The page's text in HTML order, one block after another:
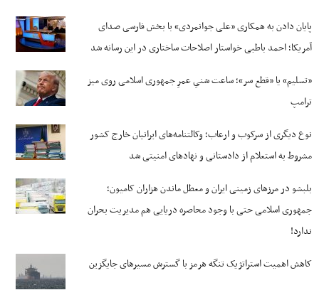
پایان دادن به همکاری «علی جوانمردی» با بخش فارسی صدای
آمریکا؛ احمد باطبی خواستار اصلاحات ساختاری در این رسانه شد
«تسلیم» یا «قطع سر»؛ ساعت شنیِ عمرِ جمهوری اسلامی روی میز
ترامپ
نوع دیگری از سرکوب و ارعاب؛ وکالتنامه‌های ایرانیان خارج کشور
مشروط به استعلام از دادستانی و نهادهای امنیتی شد
بلبشو در مرزهای زمینی ایران و معطل ماندن هزاران کامیون؛
جمهوری اسلامی حتی با وجود محاصره دریایی هم مدیریت بحران
ندارد!
کاهش اهمیت استراتژیک تنگه‌ هرمز با گسترش مسیرهای جایگزین